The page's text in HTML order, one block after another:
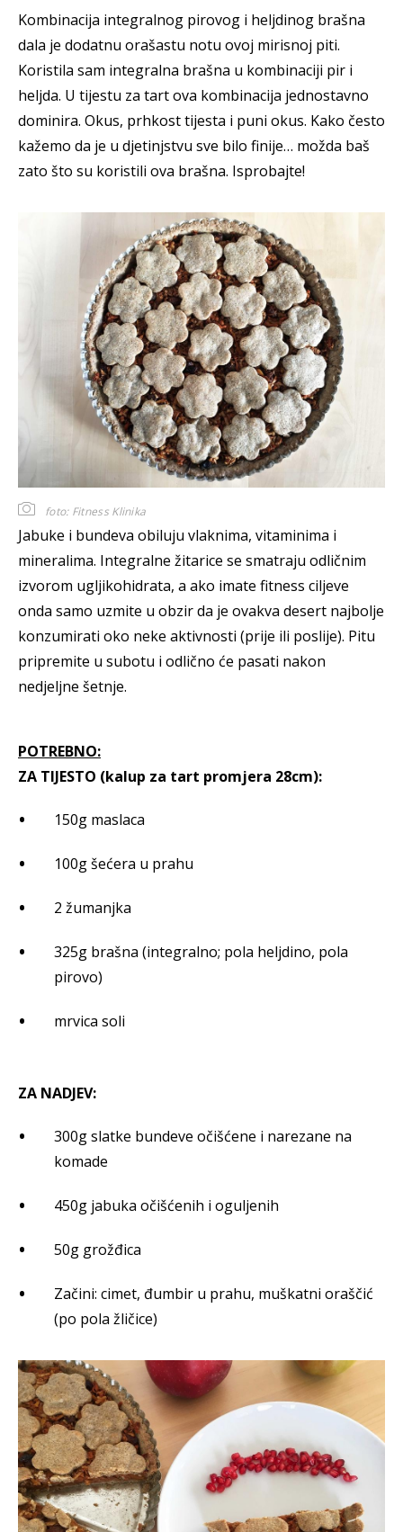
Kombinacija integralnog pirovog i heljdinog brašna
dala je dodatnu orašastu notu ovoj mirisnoj piti.
Koristila sam integralna brašna u kombinaciji pir i
heljda. U tijestu za tart ova kombinacija jednostavno
dominira. Okus, prhkost tijesta i puni okus. Kako često
kažemo da je u djetinjstvu sve bilo finije… možda baš
zato što su koristili ova brašna. Isprobajte!
foto: Fitness Klinika
Jabuke i bundeva obiluju vlaknima, vitaminima i
mineralima. Integralne žitarice se smatraju odličnim
izvorom ugljikohidrata, a ako imate fitness ciljeve
onda samo uzmite u obzir da je ovakva desert najbolje
konzumirati oko neke aktivnosti (prije ili poslije). Pitu
pripremite u subotu i odlično će pasati nakon
nedjeljne šetnje.
POTREBNO:
ZA TIJESTO (kalup za tart promjera 28cm):
150g maslaca
100g šećera u prahu
2 žumanjka
325g brašna (integralno; pola heljdino, pola
pirovo)
mrvica soli
ZA NADJEV:
300g slatke bundeve očišćene i narezane na
komade
450g jabuka očišćenih i oguljenih
50g grožđica
Začini: cimet, đumbir u prahu, muškatni oraščić
(po pola žličice)